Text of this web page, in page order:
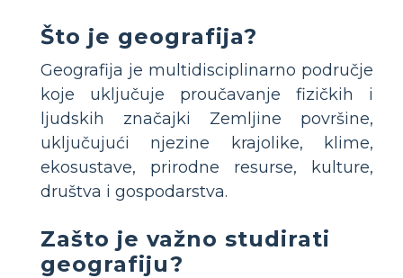
Što je geografija?
Geografija je multidisciplinarno područje
koje uključuje proučavanje fizičkih i
ljudskih značajki Zemljine površine,
uključujući njezine krajolike, klime,
ekosustave, prirodne resurse, kulture,
društva i gospodarstva.
Zašto je važno studirati
geografiju?